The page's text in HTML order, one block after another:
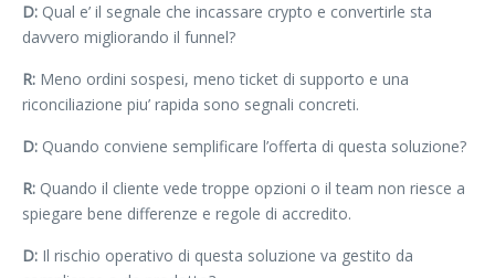
D: Qual e’ il segnale che incassare crypto e convertirle sta
davvero migliorando il funnel?
R: Meno ordini sospesi, meno ticket di supporto e una
riconciliazione piu’ rapida sono segnali concreti.
D: Quando conviene semplificare l’offerta di questa soluzione?
R: Quando il cliente vede troppe opzioni o il team non riesce a
spiegare bene differenze e regole di accredito.
D: Il rischio operativo di questa soluzione va gestito da